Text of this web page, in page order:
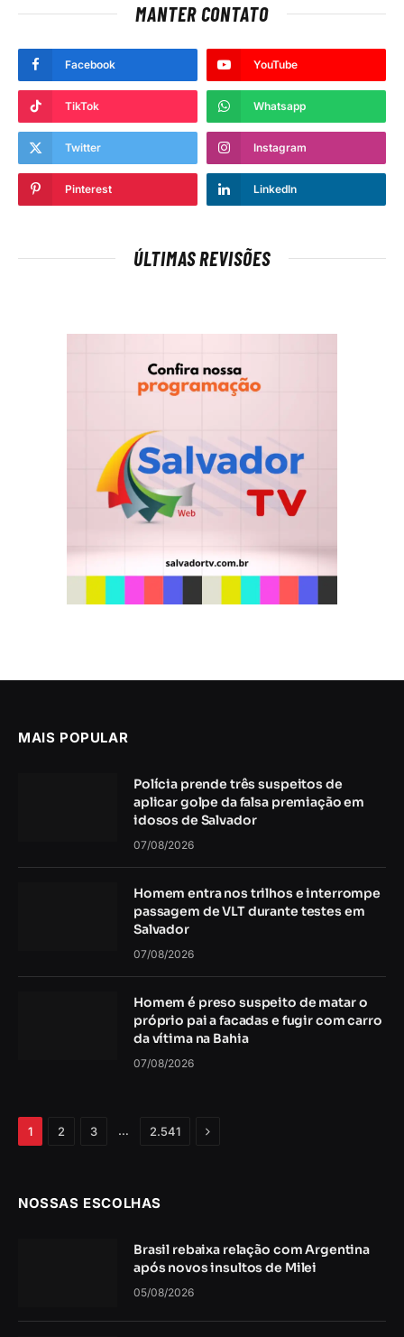
MANTER CONTATO
Facebook YouTube
TikTok Whatsapp
Twitter Instagram
Pinterest LinkedIn
ÚLTIMAS REVISÕES
MAIS POPULAR
Polícia prende três suspeitos de
aplicar golpe da falsa premiação em
idosos de Salvador
07/08/2026
Homem entra nos trilhos e interrompe
passagem de VLT durante testes em
Salvador
07/08/2026
Homem é preso suspeito de matar o
próprio pai a facadas e fugir com carro
da vítima na Bahia
07/08/2026
1 2 3 … 2.541 Próximo
NOSSAS ESCOLHAS
Brasil rebaixa relação com Argentina
após novos insultos de Milei
05/08/2026